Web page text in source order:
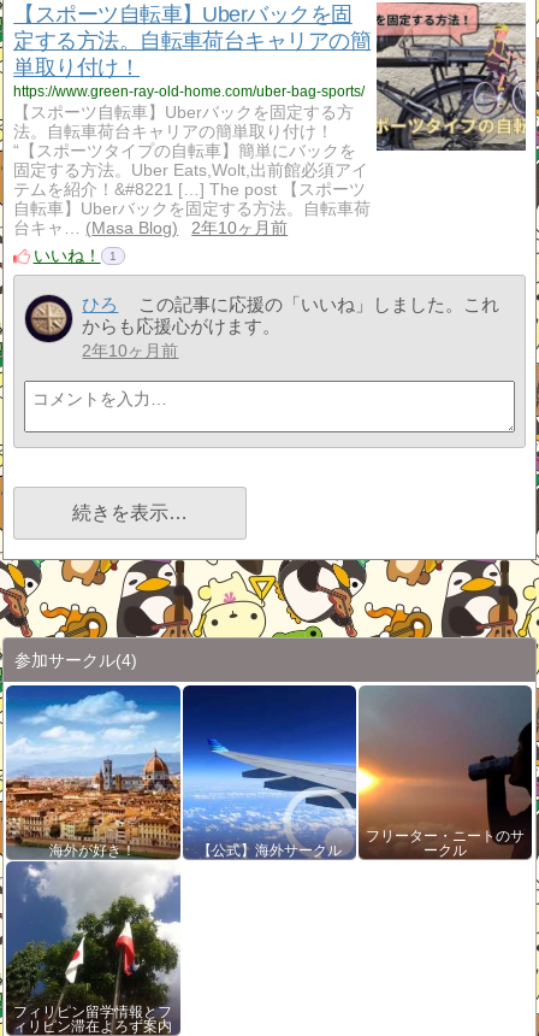
【スポーツ自転車】Uberバックを固
定する方法。自転車荷台キャリアの簡
単取り付け！
https://www.green-ray-old-home.com/uber-bag-sports/
【スポーツ自転車】Uberバックを固定する方
法。自転車荷台キャリアの簡単取り付け！
“【スポーツタイプの自転車】簡単にバックを
固定する方法。Uber Eats,Wolt,出前館必須アイ
テムを紹介！&#8221 […] The post 【スポーツ
自転車】Uberバックを固定する方法。自転車荷
台キャ…
Masa Blog
2年10ヶ月前
いいね！
1
ひろ
この記事に応援の「いいね」しました。これ
からも応援心がけます。
2年10ヶ月前
続きを表示…
参加サークル(4)
海外が好き！ 【公式】海外サークル
フリーター・ニートのサ
ークル
フィリピン留学情報とフ
ィリピン滞在よろず案内